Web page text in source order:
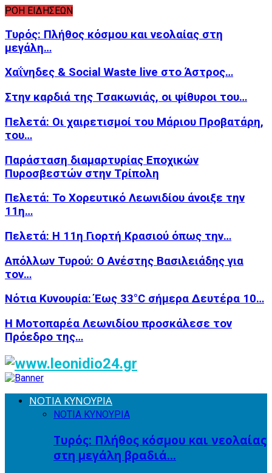
ΡΟΗ ΕΙΔΗΣΕΩΝ
Τυρός: Πλήθος κόσμου και νεολαίας στη
μεγάλη…
Χαΐνηδες & Social Waste live στο Άστρος…
Στην καρδιά της Τσακωνιάς, οι ψίθυροι του…
Πελετά: Οι χαιρετισμοί του Μάριου Προβατάρη,
του…
Παράσταση διαμαρτυρίας Εποχικών
Πυροσβεστών στην Τρίπολη
Πελετά: Το Χορευτικό Λεωνιδίου άνοιξε την
11η…
Πελετά: Η 11η Γιορτή Κρασιού όπως την…
Απόλλων Τυρού: Ο Ανέστης Βασιλειάδης για
τον…
Νότια Κυνουρία: Έως 33°C σήμερα Δευτέρα 10…
Η Μοτοπαρέα Λεωνιδίου προσκάλεσε τον
Πρόεδρο της…
ΝΟΤΙΑ ΚΥΝΟΥΡΙΑ
ΝΟΤΙΑ ΚΥΝΟΥΡΙΑ
Τυρός: Πλήθος κόσμου και νεολαίας
στη μεγάλη βραδιά…